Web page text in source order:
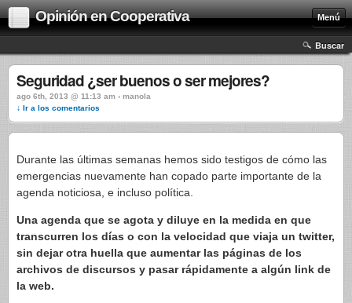
Opinión en Cooperativa Menú
Buscar
Seguridad ¿ser buenos o ser mejores?
ago 6th, 2013 @ 11:13 am › manola
↓ Ir a los comentarios
Durante las últimas semanas hemos sido testigos de cómo las
emergencias nuevamente han copado parte importante de la
agenda noticiosa, e incluso política.
Una agenda que se agota y diluye en la medida en que
transcurren los días o con la velocidad que viaja un twitter,
sin dejar otra huella que aumentar las páginas de los
archivos de discursos y pasar rápidamente a algún link de
la web.